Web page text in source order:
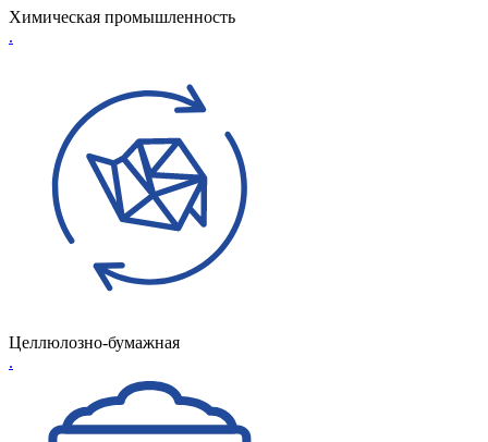
Химическая промышленность
.
Целлюлозно-бумажная
.